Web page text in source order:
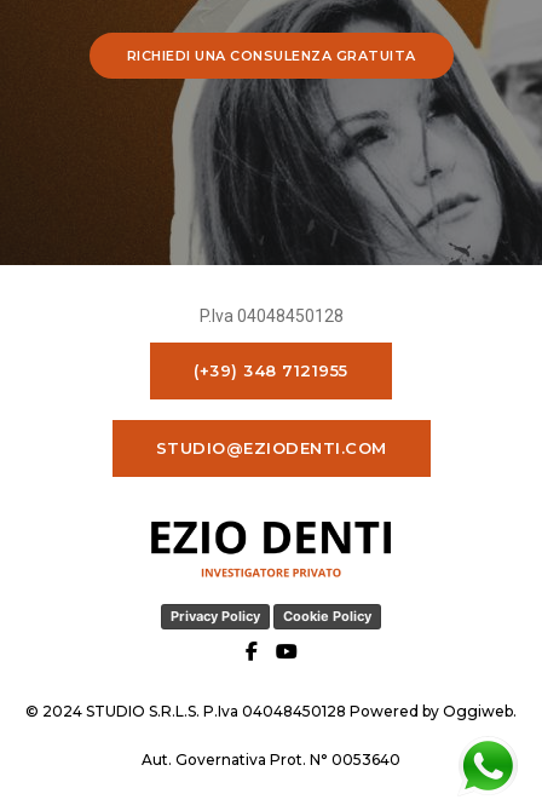
RICHIEDI UNA CONSULENZA GRATUITA
P.Iva 04048450128
(+39) 348 7121955
STUDIO@EZIODENTI.COM
Privacy Policy Cookie Policy
© 2024 STUDIO S.R.L.S. P.Iva 04048450128 Powered by Oggiweb.
Aut. Governativa Prot. N° 0053640